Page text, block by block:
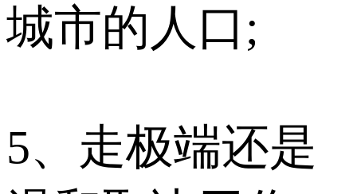
城市的人口;
5、走极端还是